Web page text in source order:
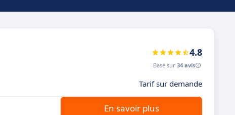
4.8
Basé sur 34 avis
Tarif sur demande
En savoir plus